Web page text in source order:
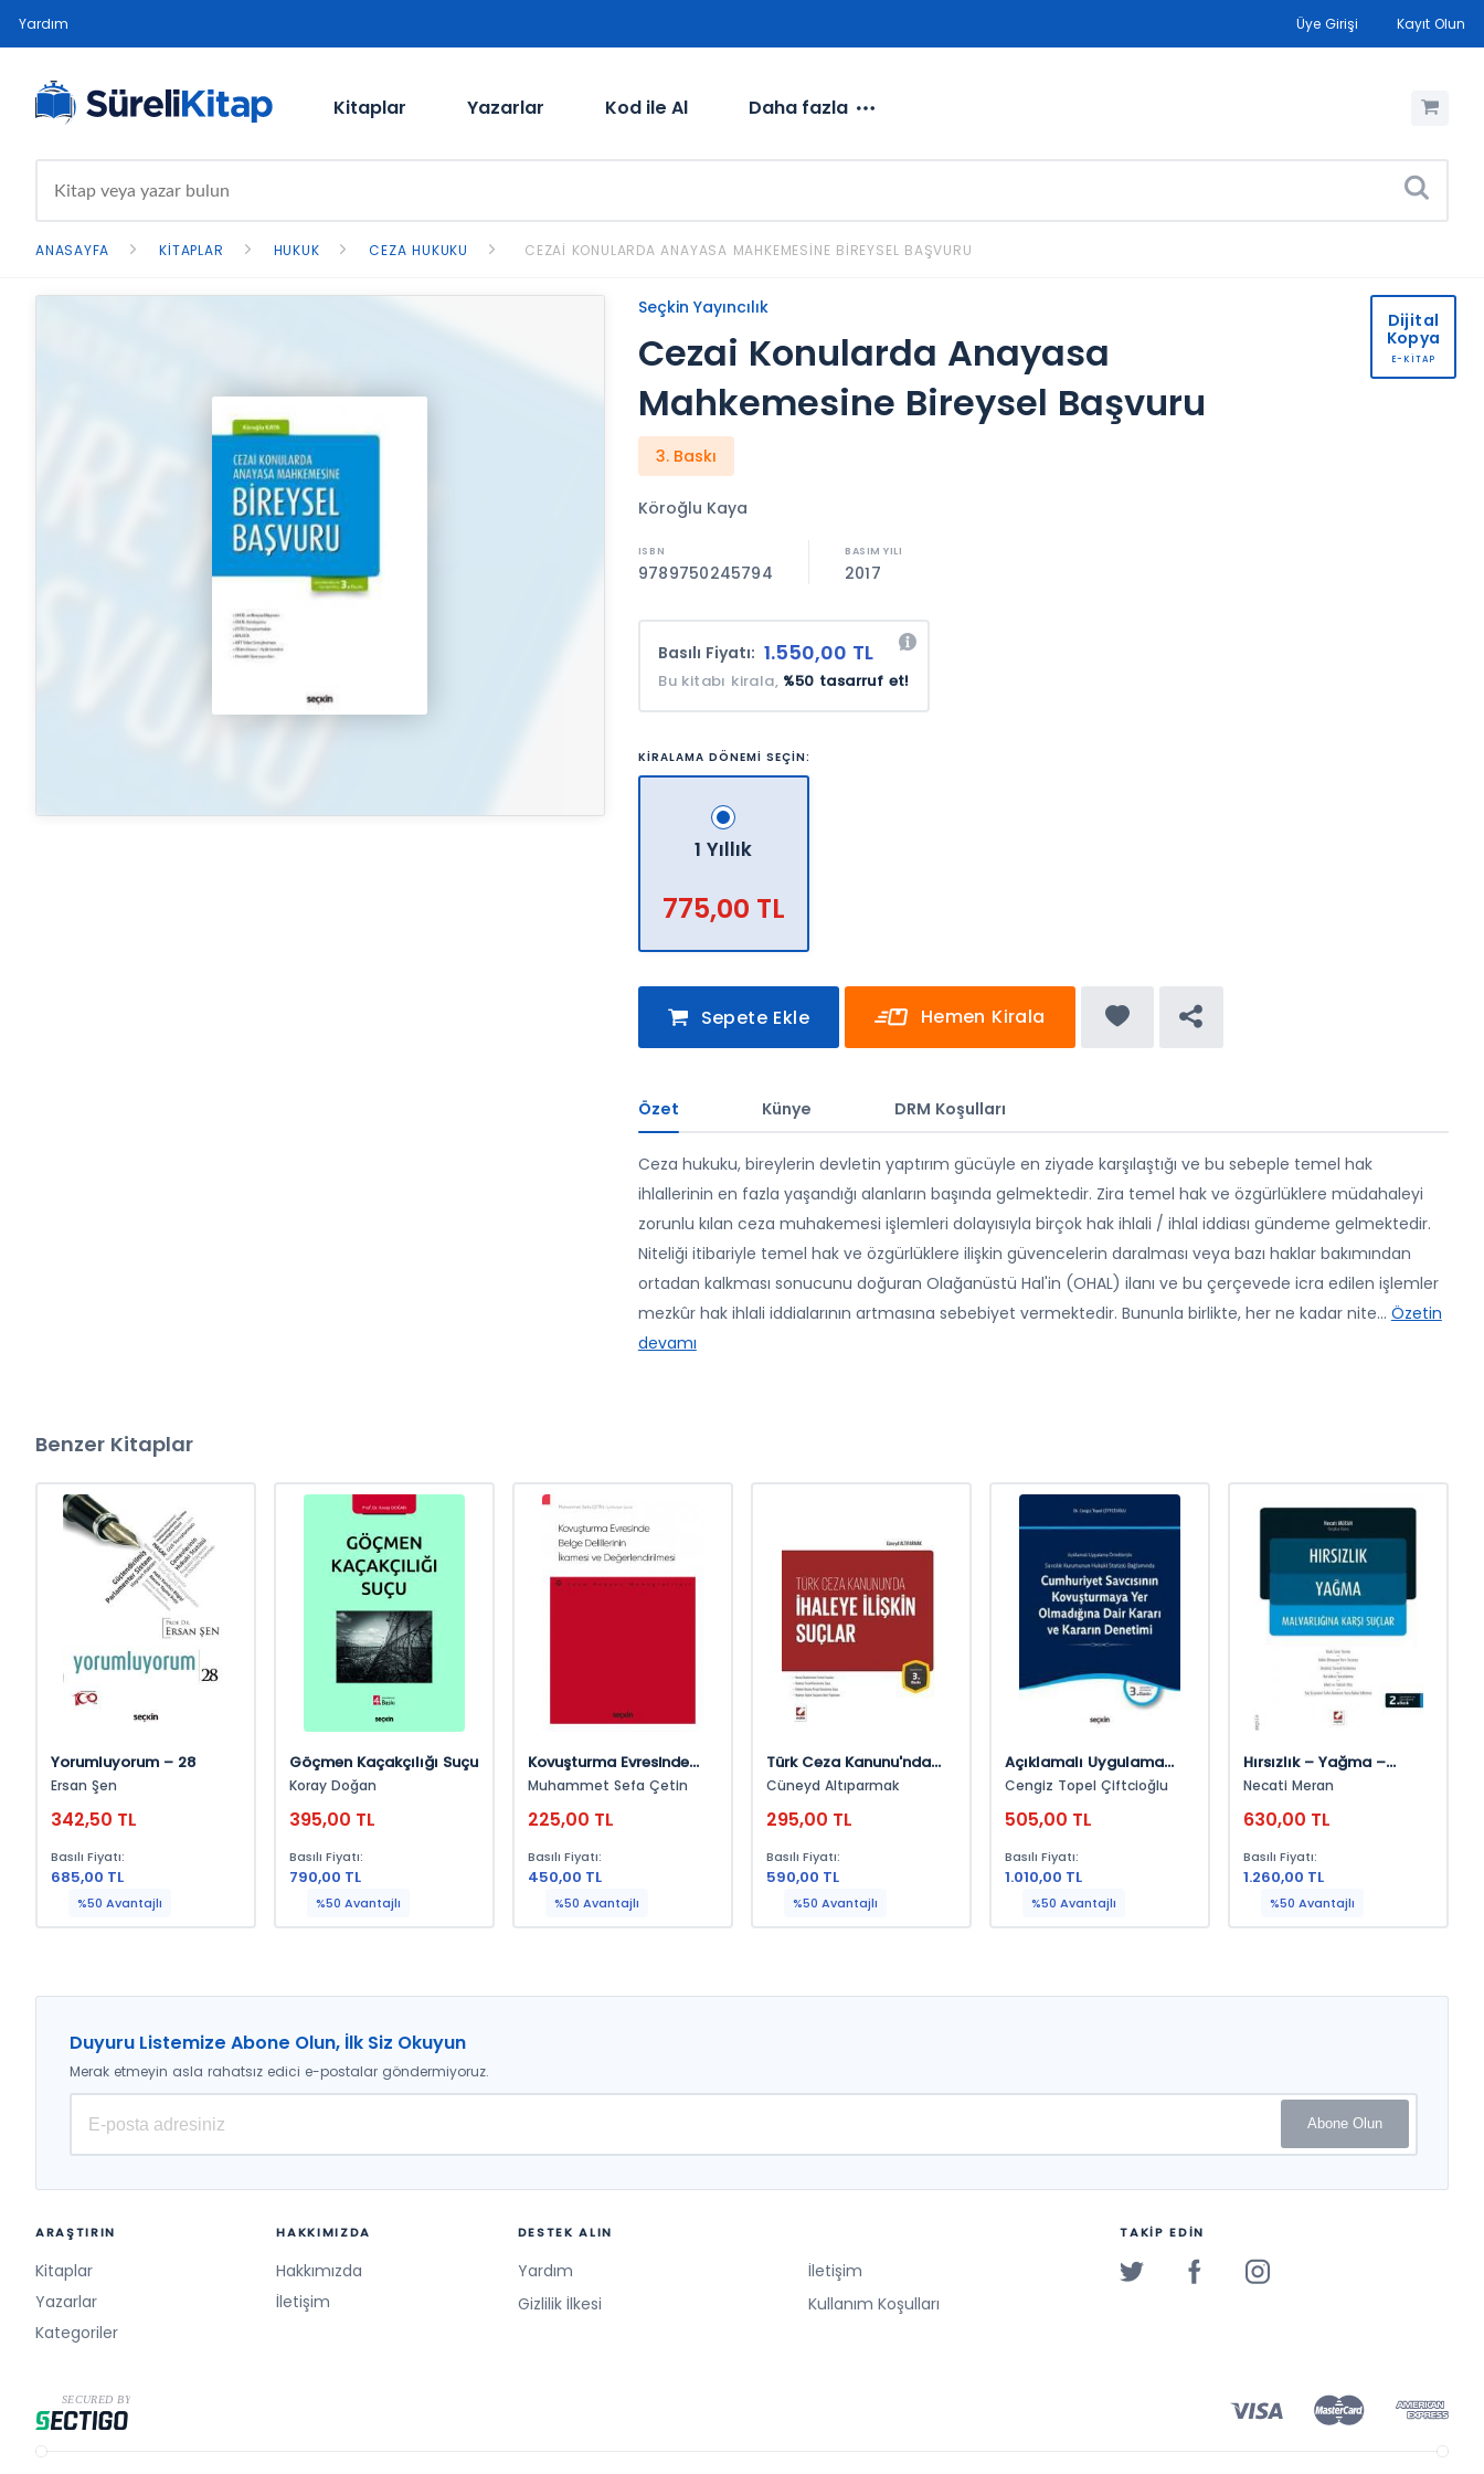
Yardım Üye Girişi Kayıt Olun
Kitaplar Yazarlar Kod ile Al Daha fazla
ANASAYFA KITAPLAR HUKUK CEZA HUKUKU CEZAI KONULARDA ANAYASA MAHKEMESINE BIREYSEL BAŞVURU
Seçkin Yayıncılık
Cezai Konularda Anayasa
Mahkemesine Bireysel Başvuru
3. Baskı
Köroğlu Kaya
9789750245794 2017
Basılı Fiyatı: 1.550,00 TL
Bu kitabı kirala, %50 tasarruf et!
KİRALAMA DÖNEMİ SEÇİN:
1 Yıllık
775,00 TL
Sepete Ekle Hemen Kirala
Özet Künye DRM Koşulları
Ceza hukuku, bireylerin devletin yaptırım gücüyle en ziyade karşılaştığı ve bu sebeple temel hak
ihlallerinin en fazla yaşandığı alanların başında gelmektedir. Zira temel hak ve özgürlüklere müdahaleyi
zorunlu kılan ceza muhakemesi işlemleri dolayısıyla birçok hak ihlali / ihlal iddiası gündeme gelmektedir.
Niteliği itibariyle temel hak ve özgürlüklere ilişkin güvencelerin daralması veya bazı haklar bakımından
ortadan kalkması sonucunu doğuran Olağanüstü Hal'in (OHAL) ilanı ve bu çerçevede icra edilen işlemler
mezkûr hak ihlali iddialarının artmasına sebebiyet vermektedir. Bununla birlikte, her ne kadar nite... Özetin
devamı
Dijital
Kopya
E-KİTAP
Benzer Kitaplar
Yorumluyorum – 28
Ersan Şen
342,50 TL
Basılı Fiyatı:
685,00 TL
%50 Avantajlı
Göçmen Kaçakçılığı Suçu
Koray Doğan
395,00 TL
Basılı Fiyatı:
790,00 TL
%50 Avantajlı
Kovuşturma Evresinde
Belge Delillerinin İkamesi
Ceza Hukuku
Muhammet Sefa Çetin
225,00 TL
Basılı Fiyatı:
450,00 TL
%50 Avantajlı
Türk Ceza Kanunu'nda
İhaleye İlişkin Suçlar
Cüneyd Altıparmak
295,00 TL
Basılı Fiyatı:
590,00 TL
%50 Avantajlı
Açıklamalı Uygulama
Örnekleriyle Cumhuriyet
Yer Olmadığına Dair
Denetimi Savcılık
Kurumunun Hukuki
Statüsü Bağlamında
Cengiz Topel Çiftcioğlu
505,00 TL
Basılı Fiyatı:
1.010,00 TL
%50 Avantajlı
Hırsızlık – Yağma –
Malvarlığına Karşı Suçlar
Necati Meran
630,00 TL
Basılı Fiyatı:
1.260,00 TL
%50 Avantajlı
Duyuru Listemize Abone Olun, İlk Siz Okuyun
Merak etmeyin asla rahatsız edici e-postalar göndermiyoruz.
Abone Olun
ARAŞTIRIN
Kitaplar
Yazarlar
Kategoriler
HAKKIMIZDA
Hakkımızda
İletişim
DESTEK ALIN
Yardım
İletişim
Gizlilik İlkesi
Kullanım Koşulları
TAKİP EDİN